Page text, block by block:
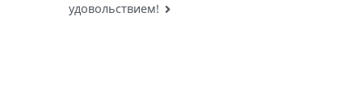
удовольствием!